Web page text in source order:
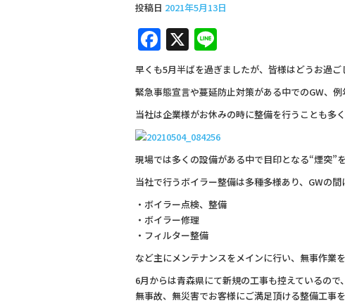
投稿日 2021年5月13日
F
a
c
e
b
o
o
k
X
n
e
早くも5月半ばを過ぎましたが、皆様はどうお過ご
緊急事態宣言や蔓延防止対策がある中でのGW、
当社は企業様がお休みの時に整備を行うことも多
現場では多くの設備がある中で目印となる“煙突”
当社で行うボイラー整備は多種多様あり、GWの
・ボイラー点検、整備
・ボイラー修理
・フィルター整備
など主にメンテナンスをメインに行い、無事作業
6月からは青森県にて新規の工事も控えているので
無事故、無災害でお客様にご満足頂ける整備工事